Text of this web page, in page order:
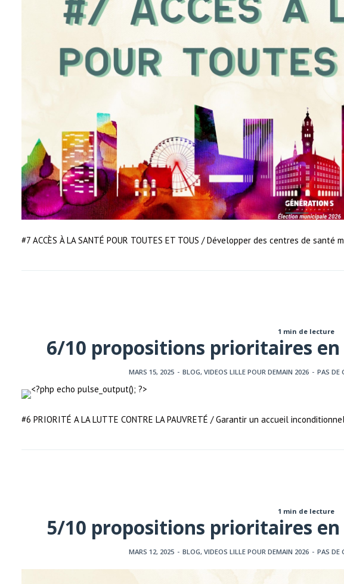
#7 ACCÈS À LA SANTÉ POUR TOUTES ET TOUS / Développer des centres de santé
1 min de lecture
6/10 propositions prioritaires
MARS 15, 2025 - BLOG, VIDEOS LILLE POUR DEMAIN 2026 - PAS DE
#6 PRIORITÉ A LA LUTTE CONTRE LA PAUVRETÉ / Garantir un accueil
1 min de lecture
5/10 propositions prioritaires
MARS 12, 2025 - BLOG, VIDEOS LILLE POUR DEMAIN 2026 - PAS DE